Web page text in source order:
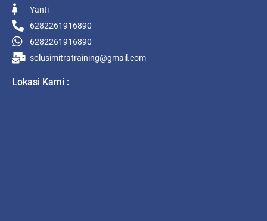
Yanti
6282261916890
6282261916890
solusimitratraining@gmail.com
Lokasi Kami :